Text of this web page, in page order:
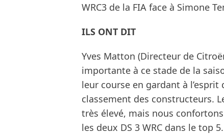
WRC3 de la FIA face à Simone
ILS ONT DIT
Yves Matton (Directeur de
importante à ce stade de la
leur course en gardant à
classement des constructeurs.
très élevé, mais nous
les deux DS 3 WRC dans le top